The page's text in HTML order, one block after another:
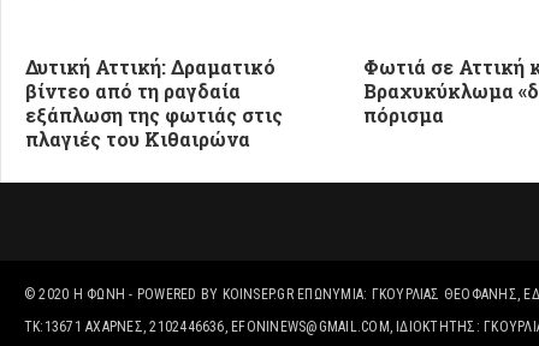
Δυτική Αττική: Δραματικό
βίντεο από τη ραγδαία
εξάπλωση της φωτιάς στις
πλαγιές του Κιθαιρώνα
Φωτιά σε Αττική
Βραχυκύκλωμα
πόρισμα
© 2020 Η ΦΩΝΉ - POWERED BY KOINSEP.GRΕΠΩΝΥΜΊΑ: ΓΚΟΥΡΛΙΑΣ ΘΕΟΦΑΝΗΣ,
ΤΚ:13671 ΑΧΑΡΝΕΣ, 2102446636, EFONINEWS@GMAIL.COM, ΙΔΙΟΚΤΗΤΗΣ: